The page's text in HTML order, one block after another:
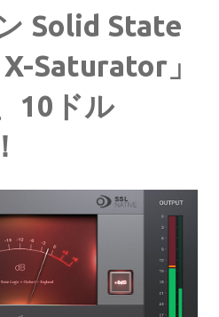
Solid State
Saturator」
10ドル